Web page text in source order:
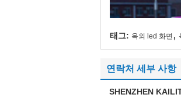
태그: 옥외 led 화면 ,
연락처 세부 사항
SHENZHEN